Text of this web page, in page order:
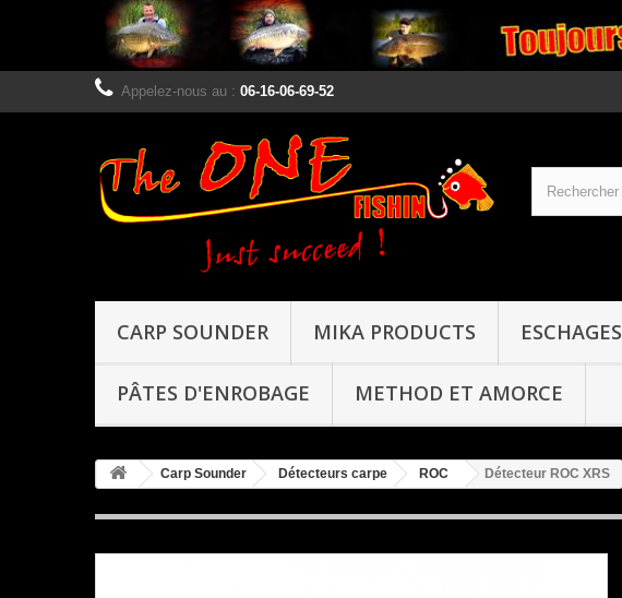
Appelez-nous au : 06-16-06-69-52
CARP SOUNDER MIKA PRODUCTS ESCHAGES
PÂTES D'ENROBAGE METHOD ET AMORCE
Carp Sounder Détecteurs carpe ROC Détecteur ROC XRS